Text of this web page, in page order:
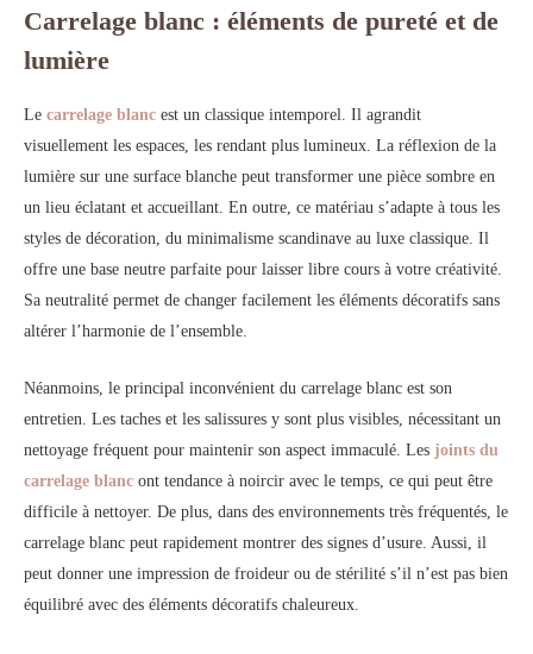
Carrelage blanc : éléments de pureté et de
lumière
Le carrelage blanc est un classique intemporel. Il agrandit
visuellement les espaces, les rendant plus lumineux. La réflexion de la
lumière sur une surface blanche peut transformer une pièce sombre en
un lieu éclatant et accueillant. En outre, ce matériau s’adapte à tous les
styles de décoration, du minimalisme scandinave au luxe classique. Il
offre une base neutre parfaite pour laisser libre cours à votre créativité.
Sa neutralité permet de changer facilement les éléments décoratifs sans
altérer l’harmonie de l’ensemble.
Néanmoins, le principal inconvénient du carrelage blanc est son
entretien. Les taches et les salissures y sont plus visibles, nécessitant un
nettoyage fréquent pour maintenir son aspect immaculé. Les joints du
carrelage blanc ont tendance à noircir avec le temps, ce qui peut être
difficile à nettoyer. De plus, dans des environnements très fréquentés, le
carrelage blanc peut rapidement montrer des signes d’usure. Aussi, il
peut donner une impression de froideur ou de stérilité s’il n’est pas bien
équilibré avec des éléments décoratifs chaleureux.